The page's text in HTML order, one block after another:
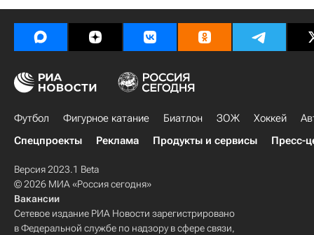
Футбол Фигурное катание Биатлон ЗОЖ Хоккей
Спецпроекты
Реклама Продукты и сервисы Пресс-
Версия 2023.1 Beta
© 2026 МИА «Россия сегодня»
Вакансии
Сетевое издание РИА Новости зарегистрировано
в Федеральной службе по надзору в сфере связи,